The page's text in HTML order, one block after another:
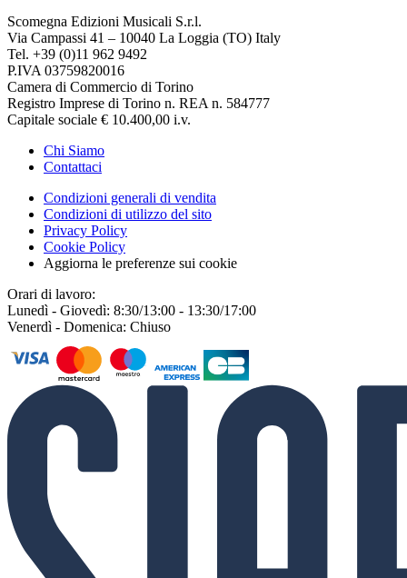
Scomegna Edizioni Musicali S.r.l.
Via Campassi 41 – 10040 La Loggia (TO) Italy
Tel. +39 (0)11 962 9492
P.IVA 03759820016
Camera di Commercio di Torino
Registro Imprese di Torino n. REA n. 584777
Capitale sociale € 10.400,00 i.v.
Chi Siamo
Contattaci
Condizioni generali di vendita
Condizioni di utilizzo del sito
Privacy Policy
Cookie Policy
Aggiorna le preferenze sui cookie
Orari di lavoro:
Lunedì - Giovedì: 8:30/13:00 - 13:30/17:00
Venerdì - Domenica: Chiuso